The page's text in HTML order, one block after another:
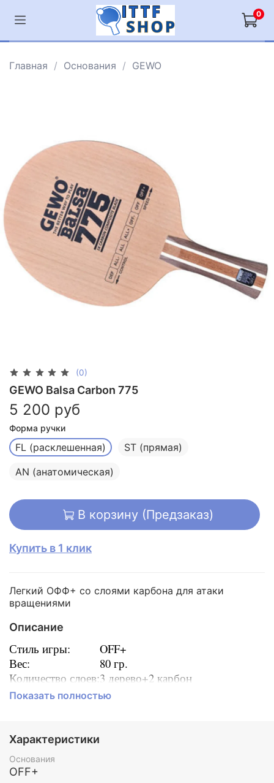
0
Главная Основания GEWO
(0)
GEWO Balsa Carbon 775
5 200 руб
Форма ручки
FL (расклешенная)
ST (прямая)
AN (анатомическая)
В корзину (Предзаказ)
Купить в 1 клик
Легкий ОФФ+ со слоями карбона для атаки
вращениями
Описание
Стиль игры:
OFF+
Вес:
80 гр.
Количество слоев:3 дерево+2 карбон
Толщина лопасти:9,8 мм
Скорость:
Контроль:
Показать полностью
Характеристики
Основания
OFF+